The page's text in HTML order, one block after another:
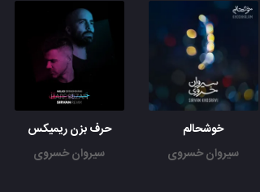
خوشحالم
سیروان خسروی
حرف بزن ریمیکس
سیروان خسروی